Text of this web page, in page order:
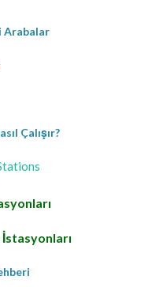
Arabalar
Çalışır?